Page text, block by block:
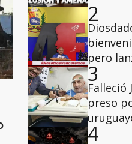
2
pero
2015
3
Falleció
preso
que
4